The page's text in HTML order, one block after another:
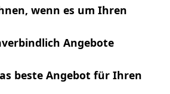
wenn es um Ihren
Angebote
beste Angebot für Ihren